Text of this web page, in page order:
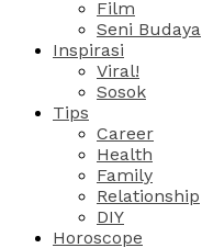
Film
Seni Budaya
Inspirasi
Viral!
Sosok
Tips
Career
Health
Family
Relationship
DIY
Horoscope